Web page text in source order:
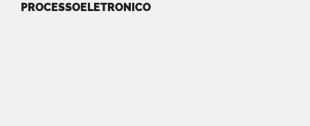
PROCESSOELETRONICO